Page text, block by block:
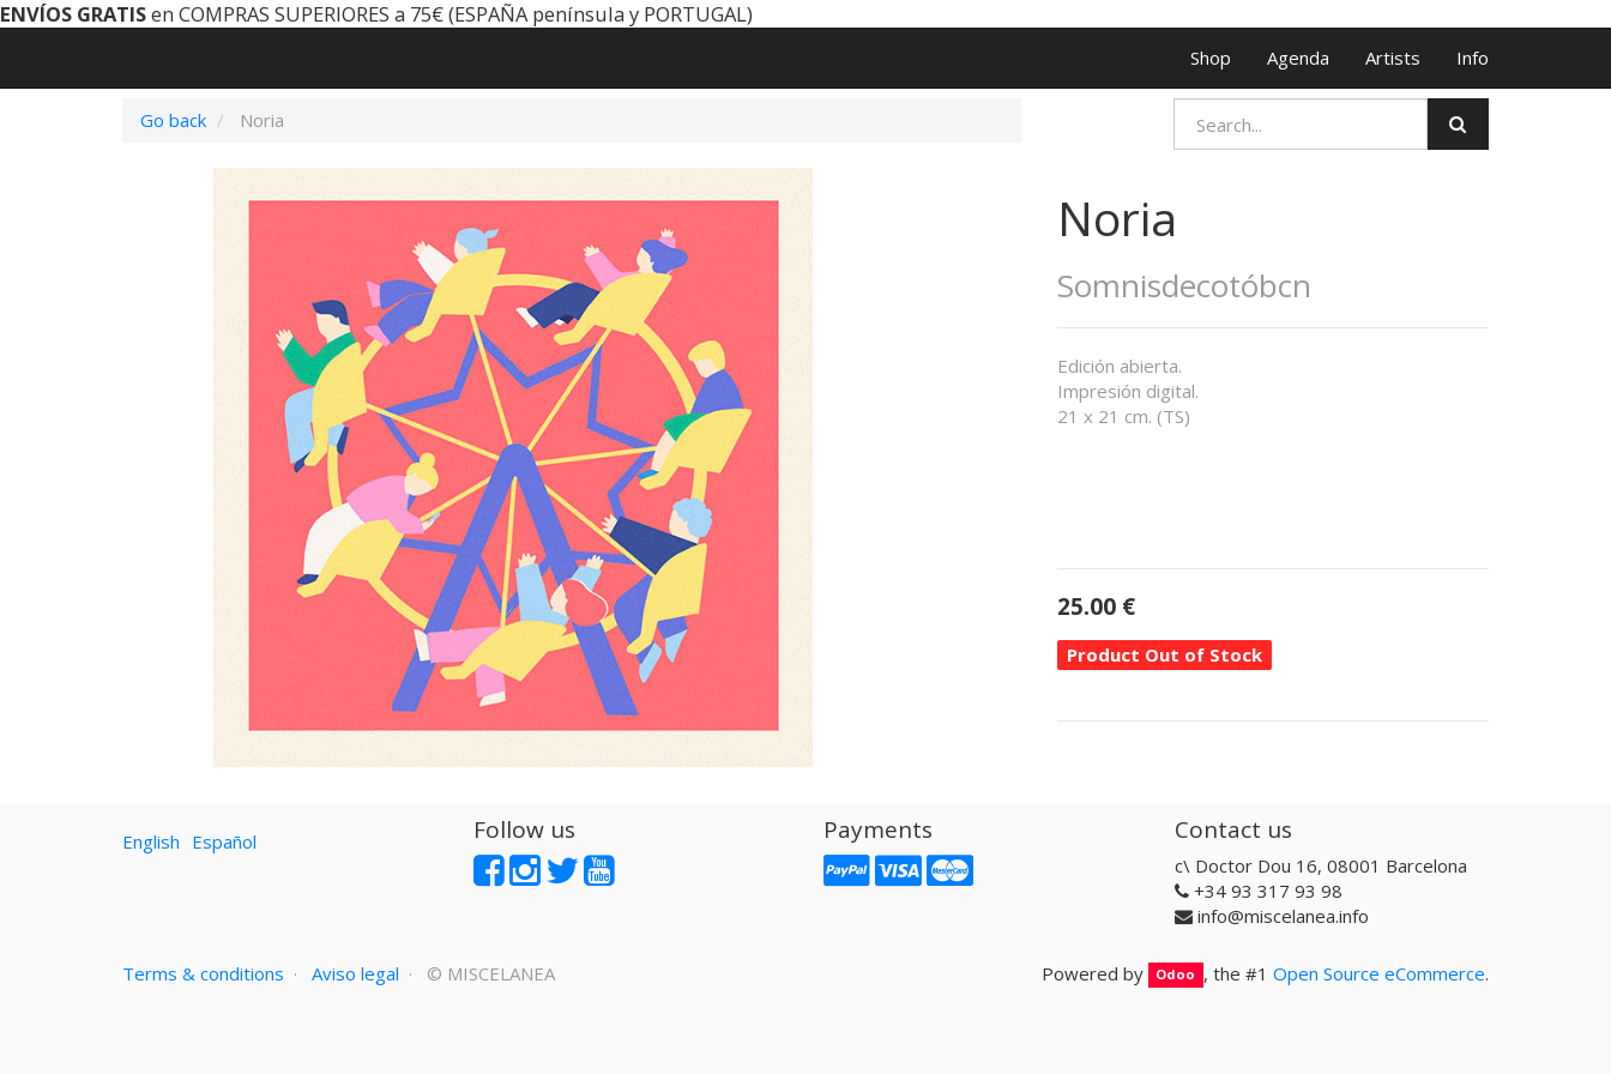
ENVÍOS GRATISen COMPRAS SUPERIORES a 75€ (ESPAÑA península y PORTUGAL)
Shop Agenda Artists Info
Go back Noria
Noria
Somnisdecotóbcn
Edición abierta.
Impresión digital.
21 x 21 cm. (TS)
25.00 €
Product Out of Stock
English Español Follow us Payments Contact us
c\ Doctor Dou 16, 08001 Barcelona
+34 93 317 93 98
info@miscelanea.info
Powered by Odoo , the #1 Open Source eCommerce.
Terms & conditions · Aviso legal · © MISCELANEA